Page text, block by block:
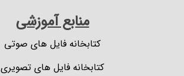
منابع آموزشی
کتابخانه فایل های صوتی
کتابخانه فایل های تصویری